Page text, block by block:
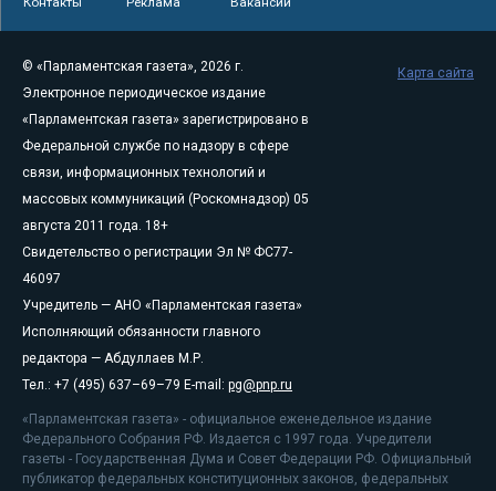
© «Парламентская газета», 2026 г.
Электронное периодическое издание
«Парламентская газета» зарегистрировано в
Федеральной службе по надзору в сфере
связи, информационных технологий и
массовых коммуникаций (Роскомнадзор) 05
августа 2011 года. 18+
Свидетельство о регистрации Эл № ФС77-
46097
Учредитель — АНО «Парламентская газета»
Исполняющий обязанности главного
редактора — Абдуллаев М.Р.
Тел.: +7 (495) 637–69–79 E-mail: pg@pnp.ru
«Парламентская газета» - официальное еженедельное издание
Федерального Собрания РФ. Издается с 1997 года. Учредители
газеты - Государственная Дума и Совет Федерации РФ. Официальный
публикатор федеральных конституционных законов, федеральных
Карта сайта